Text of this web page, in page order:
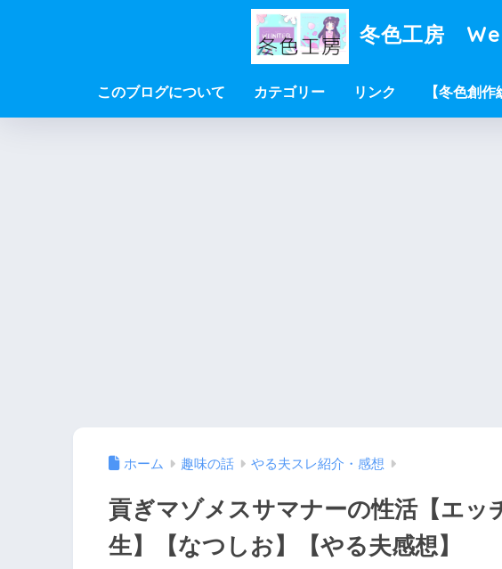
冬色工房
このブログについて カテゴリー リンク 【冬色創作
ホーム 趣味の話 やる夫スレ紹介・感想
貢ぎマゾメスサマナーの性活【エッ
生】【なつしお】【やる夫感想】